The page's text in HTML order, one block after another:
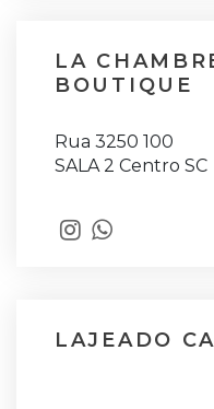
LA
BOUTIQUE
Rua 3250 100
SALA 2 Centro SC
LAJEADO